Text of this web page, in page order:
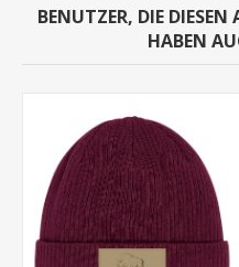
BENUTZER, DIE
HABEN